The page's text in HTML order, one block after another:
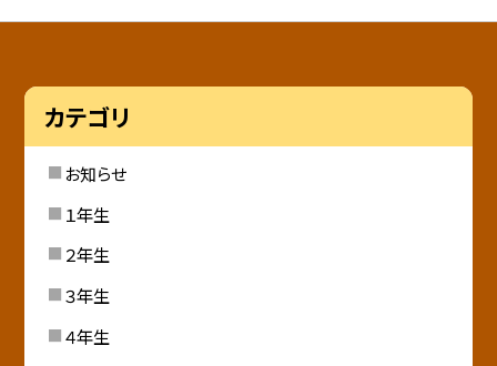
カテゴリ
お知らせ
１年生
２年生
３年生
４年生